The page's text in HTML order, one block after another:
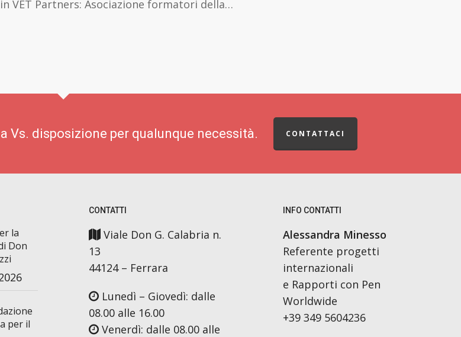
in VET Partners: Asociazione formatori della…
Vs. disposizione per qualunque necessità. CONTATTACI
la
Don
per il
CONTATTI
Viale Don G. Calabria n.
13
44124 – Ferrara
Lunedì – Giovedì: dalle
08.00 alle 16.00
Venerdì: dalle 08.00 alle
INFO CONTATTI
Alessandra Minesso
Referente progetti
internazionali
e Rapporti con Pen
Worldwide
+39 349 5604236